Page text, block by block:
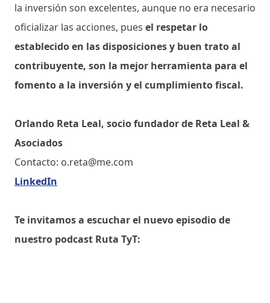
la inversión son excelentes, aunque no era necesario
oficializar las acciones, pues el respetar lo
establecido en las disposiciones y buen trato al
contribuyente, son la mejor herramienta para el
fomento a la inversión y el cumplimiento fiscal.
Orlando Reta Leal, socio fundador de Reta Leal &
Asociados
Contacto: o.reta@me.com
LinkedIn
Te invitamos a escuchar el nuevo episodio de
nuestro podcast Ruta TyT: